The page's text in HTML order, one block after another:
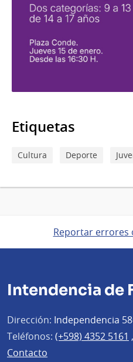
Etiquetas
Cultura Deporte
Reportar errores
Intendencia de
Dirección: Independencia
Teléfonos: (+598) 4352 5161 ,
Contacto